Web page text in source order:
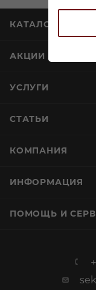
КАТАЛОГ
АКЦИИ
УСЛУГИ
СТАТЬИ
КОМПАНИЯ
ИНФОРМАЦИЯ
ПОМОЩЬ И